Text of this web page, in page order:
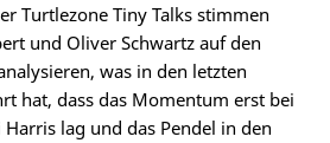
Turtlezone Tiny Talks stimmen
und Oliver Schwartz auf den
was in den letzten
hat, dass das Momentum erst bei
lag und das Pendel in den